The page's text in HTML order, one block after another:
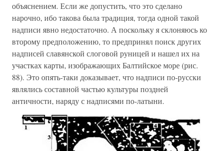
объяснением. Если же допустить, что это сделано
нарочно, ибо такова была традиция, тогда одной такой
надписи явно недостаточно. А поскольку я склоняюсь ко
второму предположению, то предпринял поиск других
надписей славянской слоговой руницей и нашел их на
участках карты, изображающих Балтийское море (рис.
88). Это опять-таки доказывает, что надписи по-русски
являлись составной частью культуры поздней
античности, наряду с надписями по-латыни.